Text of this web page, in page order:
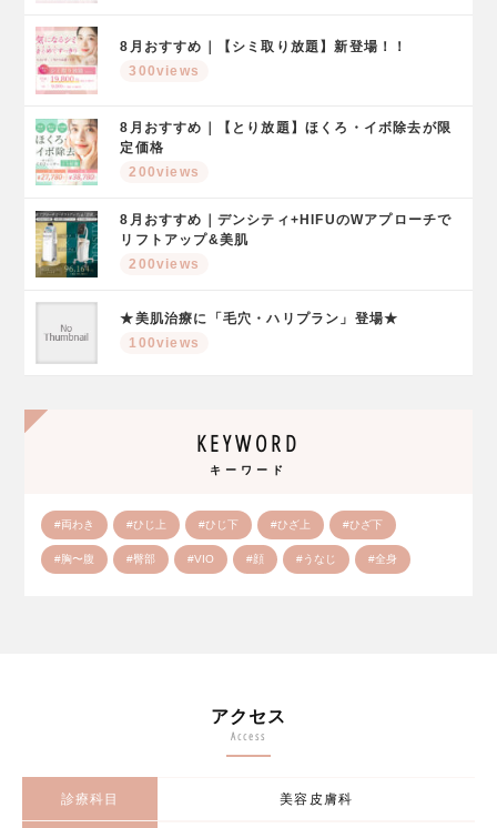
8月おすすめ｜【シミ取り放題】新登場！！
300views
8月おすすめ｜【とり放題】ほくろ・イボ除去が限
定価格
200views
8月おすすめ｜デンシティ+HIFUのWアプローチで
リフトアップ&美肌
200views
★美肌治療に「毛穴・ハリプラン」登場★
100views
KEYWORD
キーワード
#両わき #ひじ上 #ひじ下 #ひざ上 #ひざ下
#胸〜腹 #臀部 #VIO #顔 #うなじ #全身
アクセス
Access
診療科目 美容皮膚科